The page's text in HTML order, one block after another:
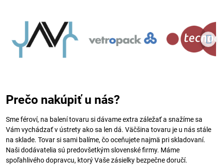
Prečo nakúpiť u nás?
Sme féroví, na balení tovaru si dávame extra záležať a snažíme sa
Vám vychádzať v ústrety ako sa len dá. Väčšina tovaru je u nás stále
na sklade. Tovar si sami balíme, čo oceňujete najmä pri skladovaní.
Naši dodávatelia sú predovšetkým slovenské firmy. Máme
spoľahlivého dopravcu, ktorý Vaše zásielky bezpečne doručí.